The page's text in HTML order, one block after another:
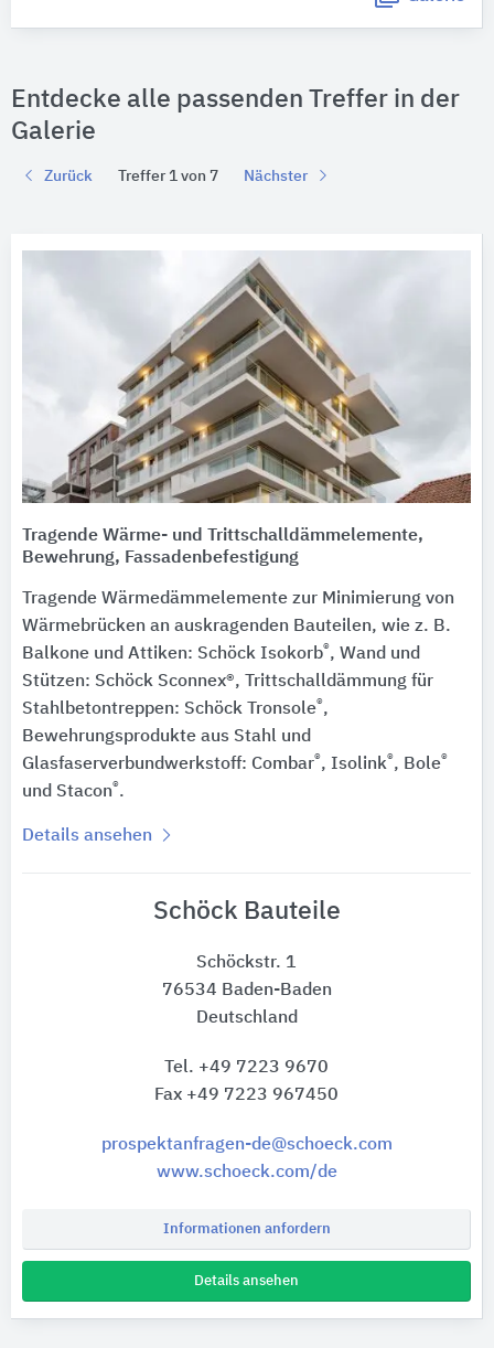
Entdecke alle passenden Treffer in der
Galerie
Zurück Treffer 1 von 7 Nächster
Tragende Wärme- und Trittschalldämmelemente,
Bewehrung, Fassadenbefestigung
Tragende Wärmedämmelemente zur Minimierung von
Wärmebrücken an auskragenden Bauteilen, wie z. B.
Balkone und Attiken: Schöck Isokorb®, Wand und
Stützen: Schöck Sconnex®, Trittschalldämmung für
Stahlbetontreppen: Schöck Tronsole®,
Bewehrungsprodukte aus Stahl und
Glasfaserverbundwerkstoff: Combar®, Isolink®, Bole®
und Stacon®.
Details ansehen
Schöck Bauteile
Schöckstr. 1
76534 Baden-Baden
Deutschland
Tel. +49 7223 9670
Fax +49 7223 967450
prospektanfragen-de@schoeck.com
www.schoeck.com/de
Informationen anfordern
Details ansehen